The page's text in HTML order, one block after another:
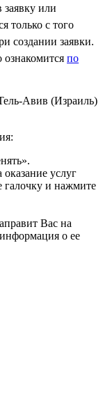
или
только с того
создании заявки.
по
Авив (Израиль)
услуг
галочку и нажмите
Вас на
о ее